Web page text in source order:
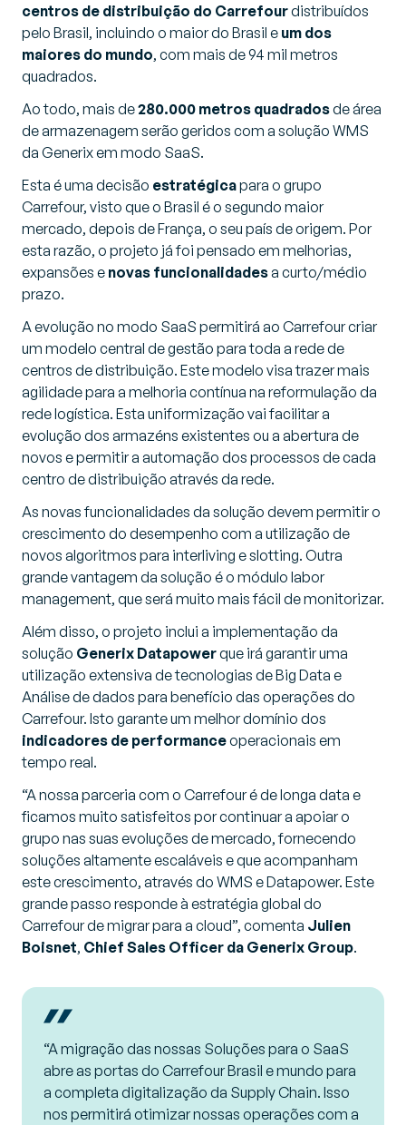
centros de distribuição do Carrefourdistribuídos
pelo Brasil, incluindo o maior do Brasil e um dos
maiores do mundo, com mais de 94 mil metros
quadrados.
Ao todo, mais de280.000 metros quadradosde área
de armazenagem serão geridos com a solução WMS
da Generix em modo SaaS.
Esta é uma decisão estratégicapara o grupo
Carrefour, visto que o Brasil é o segundo maior
mercado, depois de França, o seu país de origem. Por
esta razão, o projeto já foi pensado em melhorias,
expansões e novas funcionalidadesa curto/médio
prazo.
A evolução no modo SaaS permitirá ao Carrefour criar
um modelo central de gestão para toda a rede de
centros de distribuição. Este modelo visa trazer mais
agilidade para a melhoria contínua na reformulação da
rede logística. Esta uniformização vai facilitar a
evolução dos armazéns existentes ou a abertura de
novos e permitir a automação dos processos de cada
centro de distribuição através da rede.
As novas funcionalidades da solução devem permitir o
crescimento do desempenho com a utilização de
novos algoritmos para interliving e slotting. Outra
grande vantagem da solução é o módulo labor
management, que será muito mais fácil de monitorizar.
Além disso, o projeto inclui a implementação da
solução Generix Datapowerque irá garantir uma
utilização extensiva de tecnologias de Big Data e
Análise de dados para benefício das operações do
Carrefour. Isto garante um melhor domínio dos
indicadores de performanceoperacionais em
tempo real.
“A nossa parceria com o Carrefour é de longa data e
ficamos muito satisfeitos por continuar a apoiar o
grupo nas suas evoluções de mercado, fornecendo
soluções altamente escaláveis e que acompanham
este crescimento, através do WMS e Datapower. Este
grande passo responde à estratégia global do
Carrefour de migrar para a cloud”, comenta Julien
Boisnet, Chief Sales Officer da Generix Group.
“A migração das nossas Soluções para o SaaS
abre as portas do Carrefour Brasil e mundo para
a completa digitalização da Supply Chain. Isso
nos permitirá otimizar nossas operações com a